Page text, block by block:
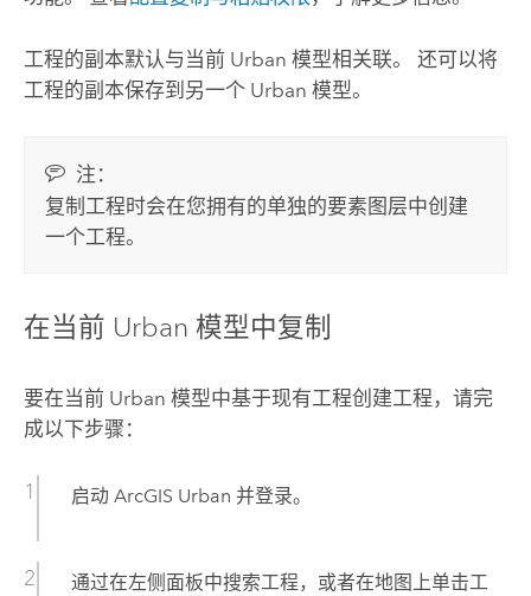
工程的副本默认与当前 Urban 模型相关联。 还可以将
工程的副本保存到另一个 Urban 模型。
注：
复制工程时会在您拥有的单独的要素图层中创建
一个工程。
在当前 Urban 模型中复制
要在当前 Urban 模型中基于现有工程创建工程，请完
成以下步骤：
启动 ArcGIS Urban 并登录。
通过在左侧面板中搜索工程，或者在地图上单击工